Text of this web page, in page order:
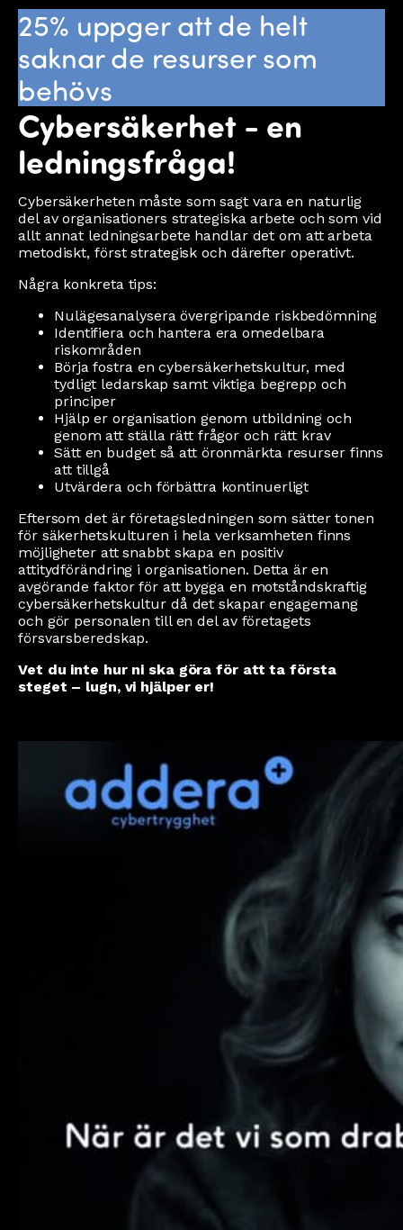
25% uppger att de helt
saknar de resurser som
behövs
Cybersäkerhet - en
ledningsfråga!
Cybersäkerheten måste som sagt vara en naturlig
del av organisationers strategiska arbete och som vid
allt annat ledningsarbete handlar det om att arbeta
metodiskt, först strategisk och därefter operativt.
Några konkreta tips:
Nulägesanalysera övergripande riskbedömning
Identifiera och hantera era omedelbara
riskområden
Börja fostra en cybersäkerhetskultur, med
tydligt ledarskap samt viktiga begrepp och
principer
Hjälp er organisation genom utbildning och
genom att ställa rätt frågor och rätt krav
Sätt en budget så att öronmärkta resurser finns
att tillgå
Utvärdera och förbättra kontinuerligt
Eftersom det är företagsledningen som sätter tonen
för säkerhetskulturen i hela verksamheten finns
möjligheter att snabbt skapa en positiv
attitydförändring i organisationen. Detta är en
avgörande faktor för att bygga en motståndskraftig
cybersäkerhetskultur då det skapar engagemang
och gör personalen till en del av företagets
försvarsberedskap.
Vet du inte hur ni ska göra för att ta första
steget – lugn, vi hjälper er!